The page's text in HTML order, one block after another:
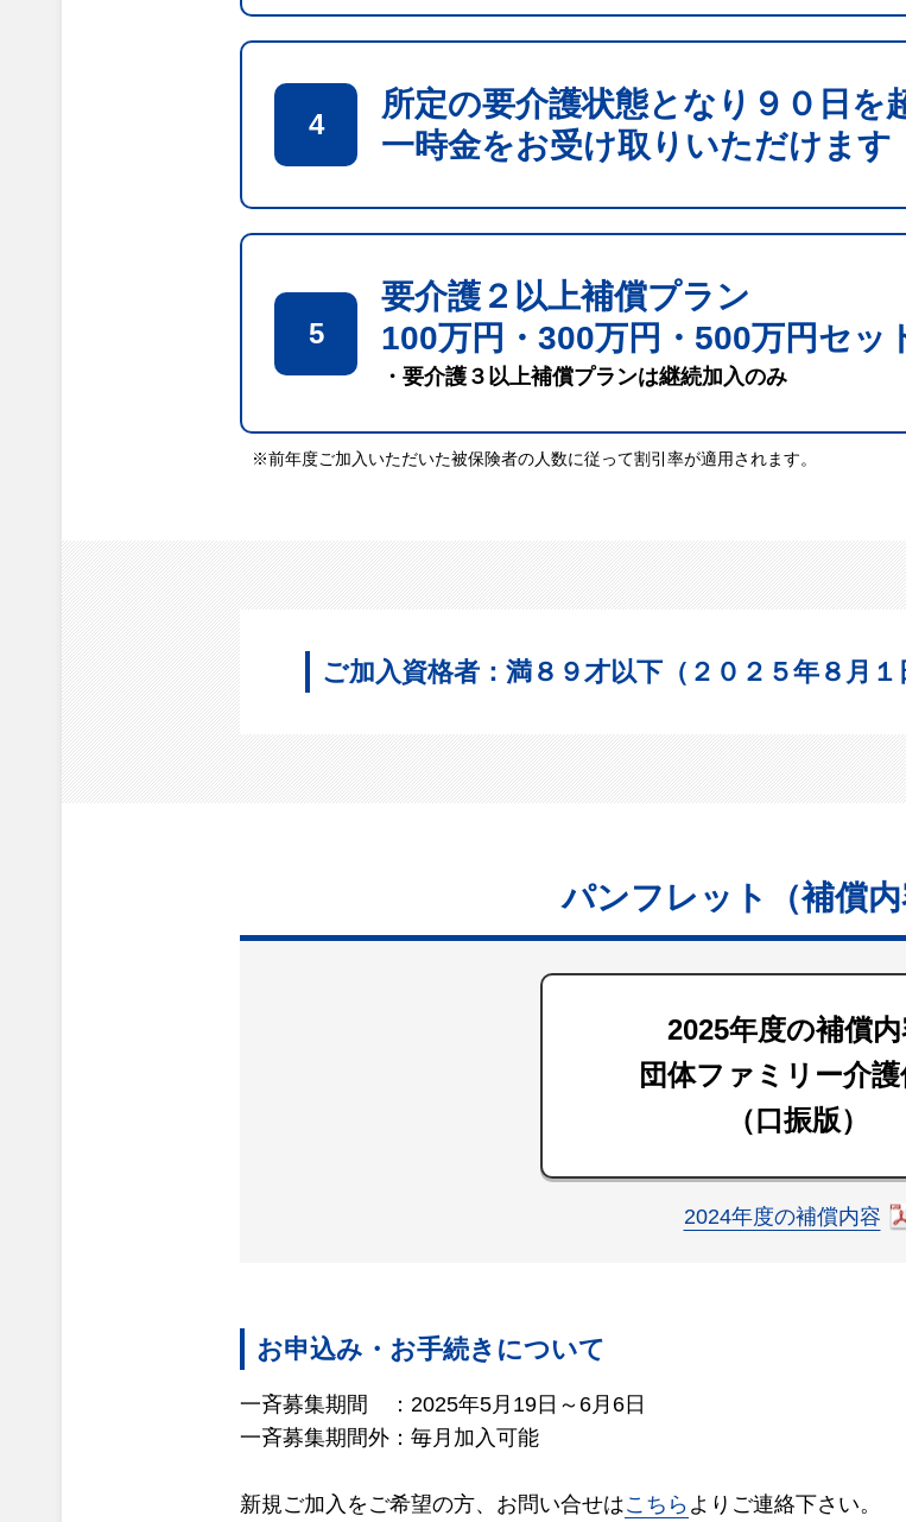
4
所定の要介護状態となり９０日を
一時金をお受け取りいただけます
5
要介護２以上補償プラン
100万円・300万円・500万円セッ
・要介護３以上補償プランは継続加入のみ
※前年度ご加入いただいた被保険者の人数に従って割引率が適用されます。
ご加入資格者：満８９才以下 （２０２５年８月
パンフレット（補償内
2025年度の補償
団体ファミリー介
（口振版）
2024年度の補償内容
お申込み・お手続きについて
一斉募集期間 ：2025年5月19日～6月6日
一斉募集期間外：毎月加入可能
新規ご加入をご希望の方、お問い合せはこちら よりご連絡下さい。